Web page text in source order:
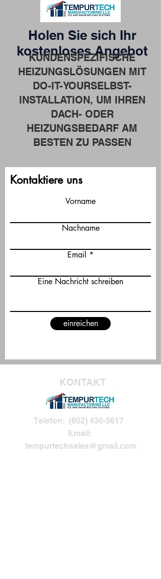
Holen Sie sich Ihr
kostenloses Angebot
KUNDENSPEZIFISCHE
HEIZUNGSLÖSUNGEN MIT
DO-IT-YOURSELBST-
INSTALLATION, UM IHREN
DACH- ODER
HEIZUNGSBEDARF AM
BESTEN ZU PASSEN
Kontaktiere uns
Vorname
Nachname
Email
Eine Nachricht schreiben
einreichen
KONTAKT
Telefon: (802) 430-3617
Email:
tempurtechsales@gmail.com